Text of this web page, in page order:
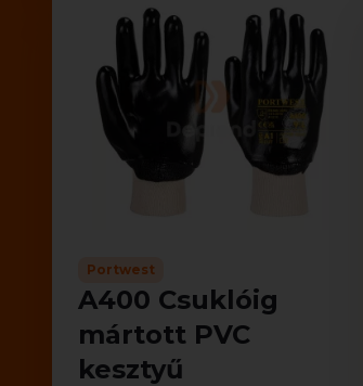
Portwest
A400 Csuklóig
mártott PVC
kesztyű